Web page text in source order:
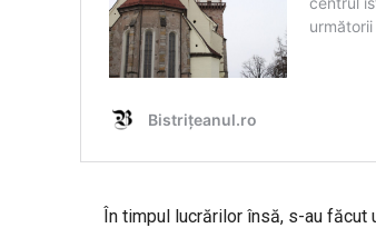
În timpul lucrărilor însă, s-au făcut